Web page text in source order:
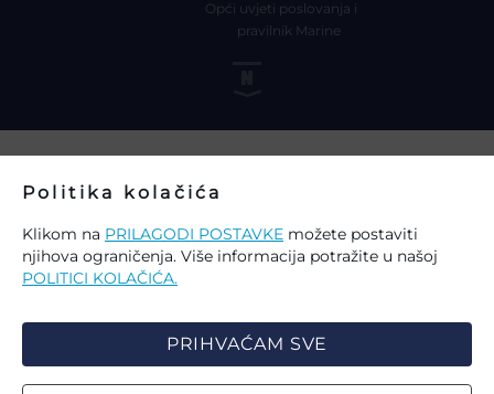
Opći uvjeti poslovanja i
pravilnik Marine
Politika kolačića
Klikom na PRILAGODI POSTAVKE možete postaviti
njihova ograničenja. Više informacija potražite u našoj
POLITICI KOLAČIĆA.
PRIHVAĆAM SVE